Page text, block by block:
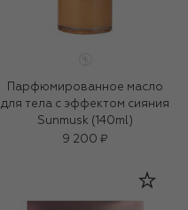
Парфюмированное масло
для тела с эффектом сияния
Sunmusk (140ml)
9 200 ₽